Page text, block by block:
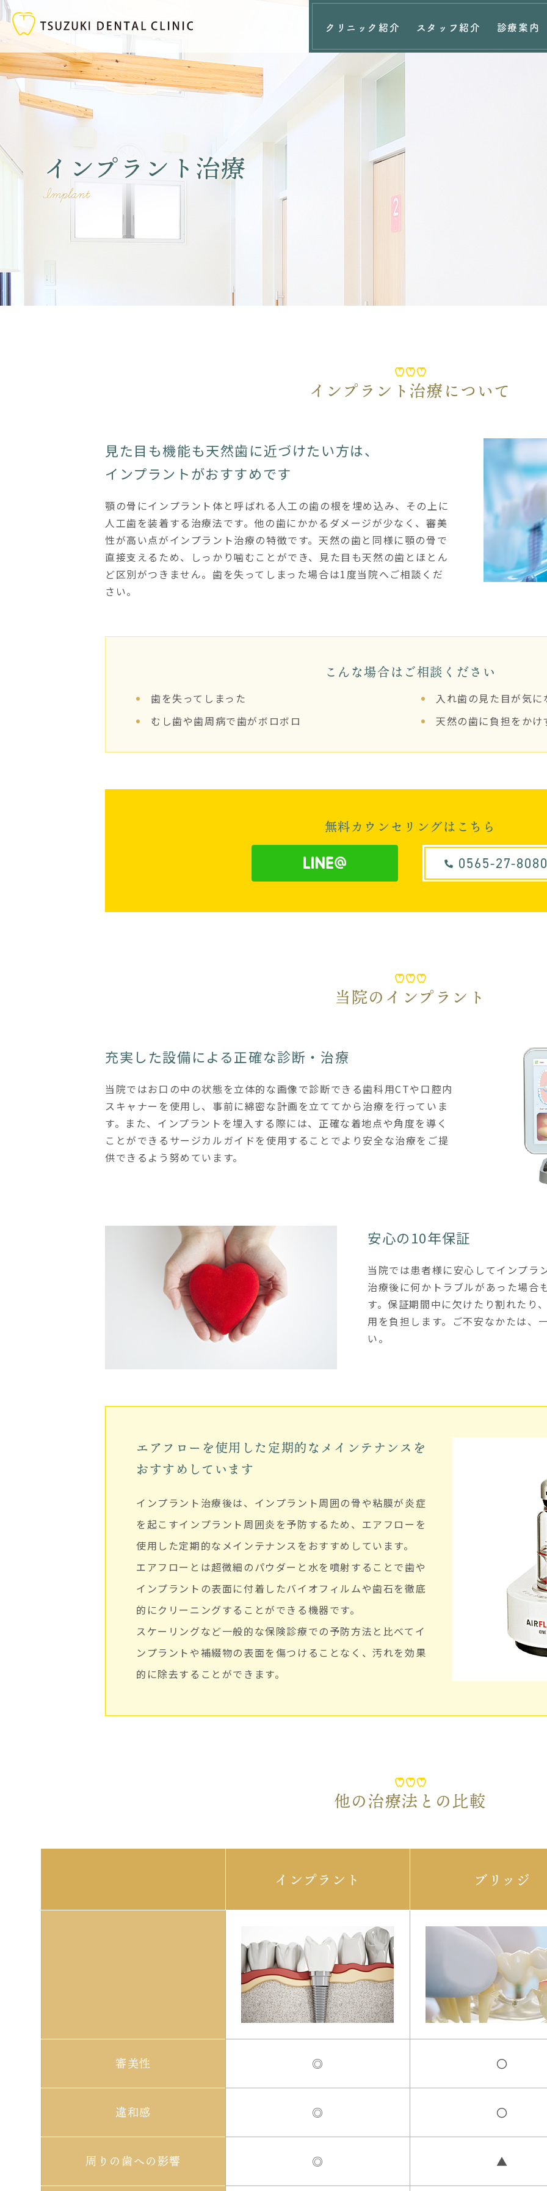
クリニック紹介 スタッフ紹介 診療案内
インプラント治療
implant
インプラント治療について
見た目も機能も天然歯に近づけたい方は、
インプラントがおすすめです
顎の骨にインプラント体と呼ばれる人工の歯の根を埋め込み、その上に
人工歯を装着する治療法です。他の歯にかかるダメージが少なく、審美
性が高い点がインプラント治療の特徴です。天然の歯と同様に顎の骨で
直接支えるため、しっかり噛むことができ、見た目も天然の歯とほとん
ど区別がつきません。歯を失ってしまった場合は1度当院へご相談くだ
さい。
こんな場合はご相談ください
歯を失ってしまった
むし歯や歯周病で歯がボロボロ
入れ歯の見た目が気に
天然の歯に負担をか
無料カウンセリングはこちら
0565-27-
当院のインプラント
充実した設備による正確な診断・治療
当院ではお口の中の状態を立体的な画像で診断できる歯科用CTや口腔内
スキャナーを使用し、事前に綿密な計画を立ててから治療を行っていま
す。また、インプラントを埋入する際には、正確な着地点や角度を導く
ことができるサージカルガイドを使用することでより安全な治療をご提
供できるよう努めています。
安心の10年保証
当院では患者様に安心してインプラ
治療後に何かトラブルがあった場合
す。保証期間中に欠けたり割れたり
用を負担します。ご不安なかたは、
い。
エアフローを使用した 定期的なメインテナンスを
おすすめしています
インプラント治療後は、インプラント周囲の骨や粘膜が炎症
を起こすインプラント周囲炎を予防するため、エアフローを
使用した定期的なメインテナンスをおすすめしています。
エアフローとは超微細のパウダーと水を噴射することで歯や
インプラントの表面に付着したバイオフィルムや歯石を徹底
的にクリーニングすることができる機器です。
スケーリングなど一般的な保険診療での予防方法と比べてイ
ンプラントや補綴物の表面を傷つけることなく、汚れを効果
的に除去することができます。
他の治療法との比較
インプラント ブリッジ
審美性 ◎ 〇
違和感 ◎ 〇
周りの歯への影響 ◎ ▲